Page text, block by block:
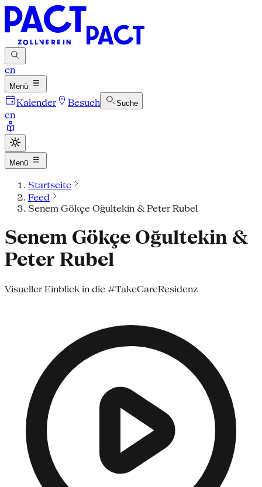
en
Menü
Kalender Besuch Suche
en
Menü
Startseite
Feed
Senem Gökçe Oğultekin & Peter Rubel
Senem Gökçe Oğultekin &
Peter Rubel
Visueller Einblick in die #TakeCareResidenz